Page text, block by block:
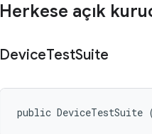
Herkese açık
DeviceTestSuite
public DeviceTestSuite